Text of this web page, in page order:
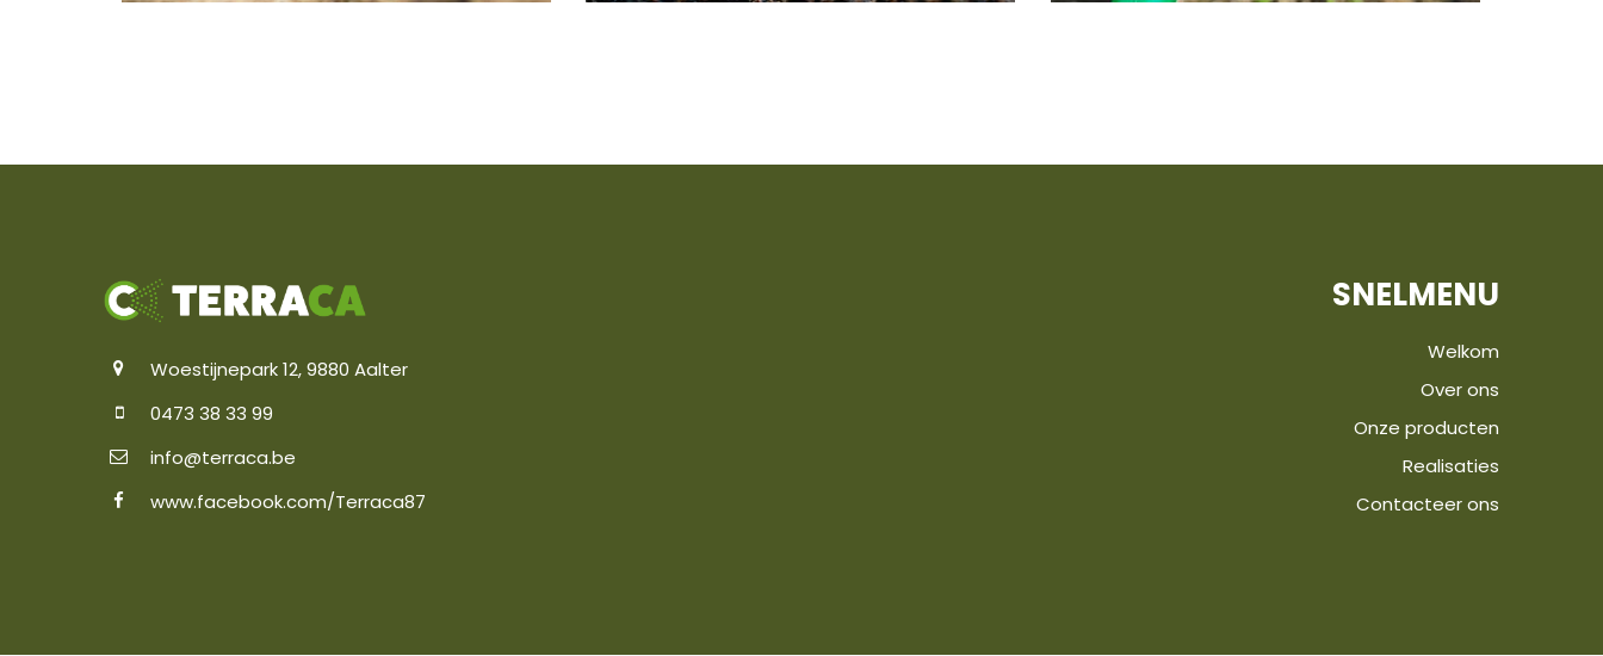
Woestijnepark 12, 9880 Aalter
0473 38 33 99
info@terraca.be
www.facebook.com/Terraca8770
SNELMENU
Welkom
Over ons
Onze producten
Realisaties
Contacteer ons